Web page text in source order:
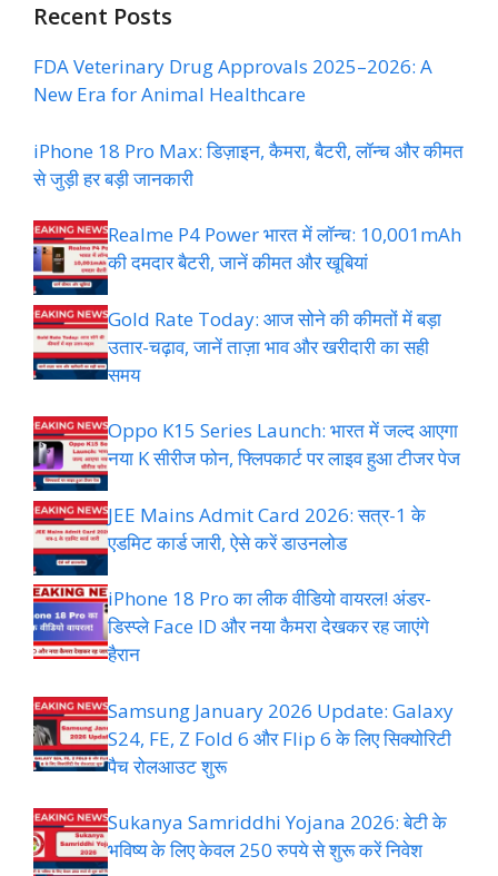
Recent Posts
FDA Veterinary Drug Approvals 2025–2026: A
New Era for Animal Healthcare
iPhone 18 Pro Max: डिज़ाइन, कैमरा, बैटरी, लॉन्च और कीमत
से जुड़ी हर बड़ी जानकारी
Realme P4 Power भारत में लॉन्च: 10,001mAh
की दमदार बैटरी, जानें कीमत और खूबियां
Gold Rate Today: आज सोने की कीमतों में बड़ा
उतार-चढ़ाव, जानें ताज़ा भाव और खरीदारी का सही
समय
Oppo K15 Series Launch: भारत में जल्द आएगा
नया K सीरीज फोन, फ्लिपकार्ट पर लाइव हुआ टीजर पेज
JEE Mains Admit Card 2026: सत्र-1 के
एडमिट कार्ड जारी, ऐसे करें डाउनलोड
iPhone 18 Pro का लीक वीडियो वायरल! अंडर-
डिस्प्ले Face ID और नया कैमरा देखकर रह जाएंगे
हैरान
Samsung January 2026 Update: Galaxy
S24, FE, Z Fold 6 और Flip 6 के लिए सिक्योरिटी
पैच रोलआउट शुरू
Sukanya Samriddhi Yojana 2026: बेटी के
भविष्य के लिए केवल 250 रुपये से शुरू करें निवेश